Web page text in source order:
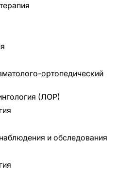
ортопедический
(ЛОР)
и обследования